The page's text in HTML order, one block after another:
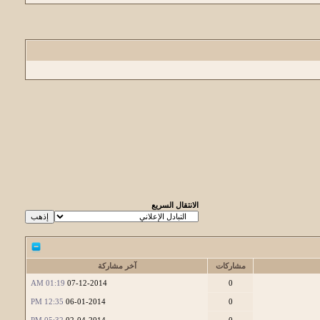
الانتقال السريع
مشاركات
آخر مشاركة
0
07-12-2014
01:19 AM
0
06-01-2014
12:35 PM